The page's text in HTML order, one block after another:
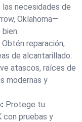
necesidades de
Oklahoma—
Obtén reparación,
de alcantarillado.
atascos, raíces de
modernas y
Protege tu
con pruebas y